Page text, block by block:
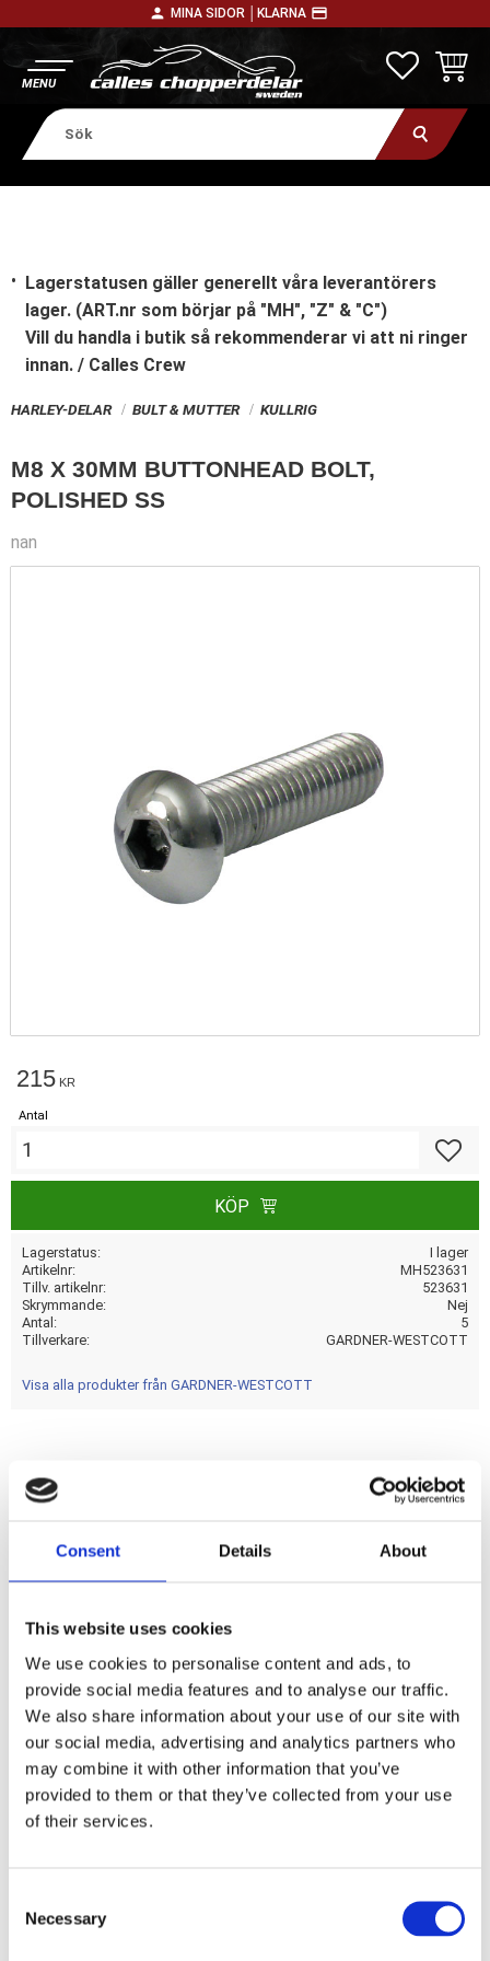
Consent Details About
This website uses cookies
We use cookies to personalise content and ads, to
provide social media features and to analyse our traffic.
We also share information about your use of our site with
our social media, advertising and analytics partners who
may combine it with other information that you’ve
provided to them or that they’ve collected from your use
of their services.
Necessary
person MINA SIDOR │ KLARNA payment
Lagerstatusen gäller generellt våra leverantörers
lager. (ART.nr som börjar på "MH", "Z" & "C")
Vill du handla i butik så rekommenderar vi att ni ringer
innan. / Calles Crew
HARLEY-DELAR BULT & MUTTER KULLRIG
M8 X 30MM BUTTONHEAD BOLT,
POLISHED SS
nan
215 KR
Antal
KÖP
Lagerstatus
I lager
Artikelnr
MH523631
Tillv. artikelnr
523631
Skrymmande
Nej
Antal
5
Tillverkare
GARDNER-WESTCOTT
Visa alla produkter från GARDNER-WESTCOTT
nan
Dela med dig
F
e
o
o
k
Omdömen
Du